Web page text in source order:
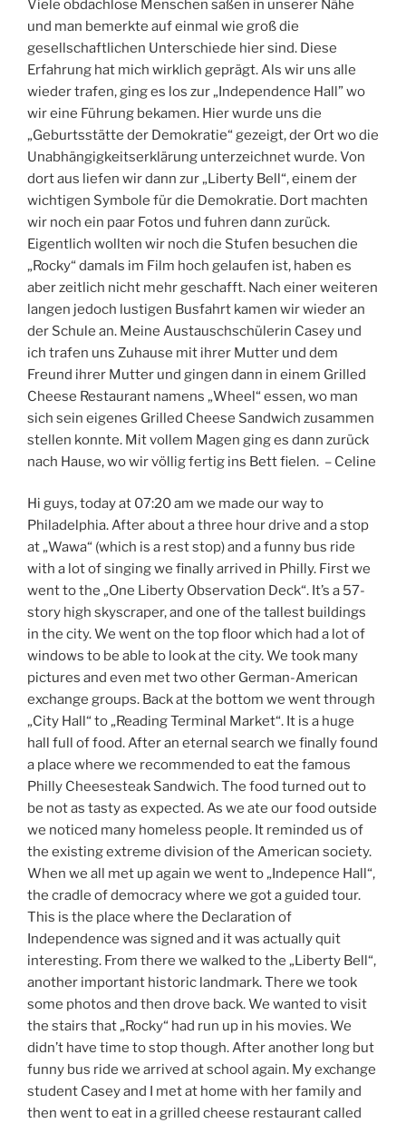
a
t
i
o
D
e
c
k
Viele obdachlose Menschen saßen in unserer Nähe
und man bemerkte auf einmal wie groß die
gesellschaftlichen Unterschiede hier sind. Diese
Erfahrung hat mich wirklich geprägt. Als wir uns alle
wieder trafen, ging es los zur „Independence Hall” wo
wir eine Führung bekamen. Hier wurde uns die
„Geburtsstätte der Demokratie“ gezeigt, der Ort wo die
Unabhängigkeitserklärung unterzeichnet wurde. Von
dort aus liefen wir dann zur „Liberty Bell“, einem der
wichtigen Symbole für die Demokratie. Dort machten
wir noch ein paar Fotos und fuhren dann zurück.
Eigentlich wollten wir noch die Stufen besuchen die
„Rocky“ damals im Film hoch gelaufen ist, haben es
aber zeitlich nicht mehr geschafft. Nach einer weiteren
langen jedoch lustigen Busfahrt kamen wir wieder an
der Schule an. Meine Austauschschülerin Casey und
ich trafen uns Zuhause mit ihrer Mutter und dem
Freund ihrer Mutter und gingen dann in einem Grilled
Cheese Restaurant namens „Wheel“ essen, wo man
sich sein eigenes Grilled Cheese Sandwich zusammen
stellen konnte. Mit vollem Magen ging es dann zurück
nach Hause, wo wir völlig fertig ins Bett fielen. – Celine
Hi guys, today at 07:20 am we made our way to
Philadelphia. After about a three hour drive and a stop
at „Wawa“ (which is a rest stop) and a funny bus ride
with a lot of singing we finally arrived in Philly. First we
went to the „One Liberty Observation Deck“. It’s a 57-
story high skyscraper, and one of the tallest buildings
in the city. We went on the top floor which had a lot of
windows to be able to look at the city. We took many
pictures and even met two other German-American
exchange groups. Back at the bottom we went through
„City Hall“ to „Reading Terminal Market“. It is a huge
hall full of food. After an eternal search we finally found
a place where we recommended to eat the famous
Philly Cheesesteak Sandwich. The food turned out to
be not as tasty as expected. As we ate our food outside
we noticed many homeless people. It reminded us of
the existing extreme division of the American society.
When we all met up again we went to „Indepence Hall“,
the cradle of democracy where we got a guided tour.
This is the place where the Declaration of
Independence was signed and it was actually quit
interesting. From there we walked to the „Liberty Bell“,
another important historic landmark. There we took
some photos and then drove back. We wanted to visit
the stairs that „Rocky“ had run up in his movies. We
didn’t have time to stop though. After another long but
funny bus ride we arrived at school again. My exchange
student Casey and I met at home with her family and
then went to eat in a grilled cheese restaurant called